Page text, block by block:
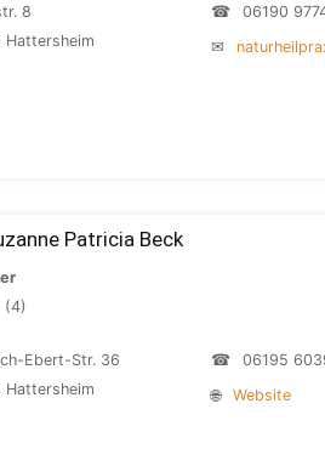
8
Hattersheim
☎
06190
✉
Patricia Beck
(4)
Ebert-Str. 36
Hattersheim
☎
06195
🌐
Website